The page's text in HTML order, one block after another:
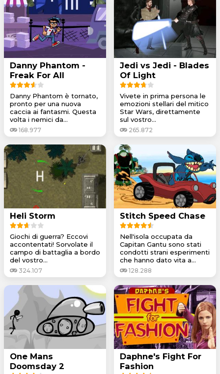
Danny Phantom -
Freak For All
Danny Phantom è tornato,
pronto per una nuova
caccia ai fantasmi. Questa
volta i nemici da...
168.977
Jedi vs Jedi - Blades
Of Light
Vivete in prima persona le
emozioni stellari del mitico
Star Wars, direttamente
sul vostro...
265.872
Heli Storm
Giochi di guerra? Eccovi
accontentati! Sorvolate il
campo di battaglia a bordo
del vostro...
324.107
Stitch Speed Chase
Nell'isola occupata da
Capitan Gantu sono stati
condotti strani esperimenti
che hanno dato vita a...
128.288
One Mans
Doomsday 2
Daphne's Fight For
Fashion